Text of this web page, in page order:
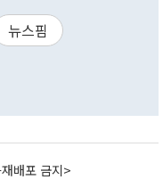
뉴스핌
배포 금지>